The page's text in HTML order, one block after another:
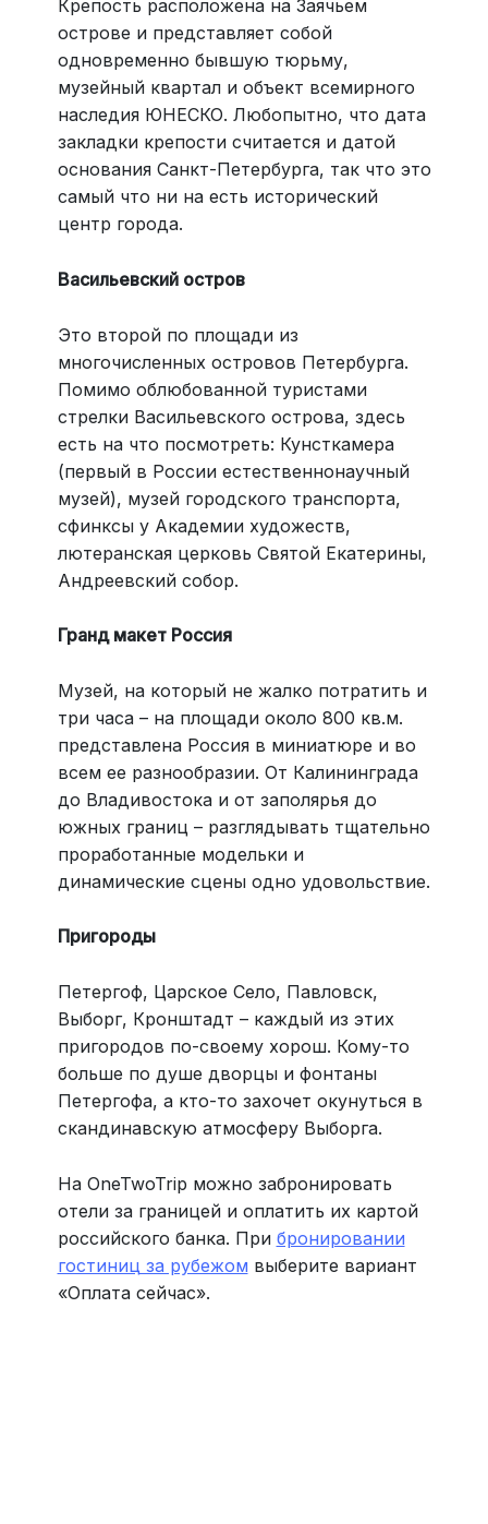
Крепость расположена на Заячьем
острове и представляет собой
одновременно бывшую тюрьму,
музейный квартал и объект всемирного
наследия ЮНЕСКО. Любопытно, что дата
закладки крепости считается и датой
основания Санкт-Петербурга, так что это
самый что ни на есть исторический
центр города.
Васильевский остров
Это второй по площади из
многочисленных островов Петербурга.
Помимо облюбованной туристами
стрелки Васильевского острова, здесь
есть на что посмотреть: Кунсткамера
(первый в России естественнонаучный
музей), музей городского транспорта,
сфинксы у Академии художеств,
лютеранская церковь Святой Екатерины,
Андреевский собор.
Гранд макет Россия
Музей, на который не жалко потратить и
три часа – на площади около 800 кв.м.
представлена Россия в миниатюре и во
всем ее разнообразии. От Калининграда
до Владивостока и от заполярья до
южных границ – разглядывать тщательно
проработанные модельки и
динамические сцены одно удовольствие.
Пригороды
Петергоф, Царское Село, Павловск,
Выборг, Кронштадт – каждый из этих
пригородов по-своему хорош. Кому-то
больше по душе дворцы и фонтаны
Петергофа, а кто-то захочет окунуться в
скандинавскую атмосферу Выборга.
На OneTwoTrip можно забронировать
отели за границей и оплатить их картой
российского банка. При бронировании
гостиниц за рубежом выберите вариант
«Оплата сейчас».